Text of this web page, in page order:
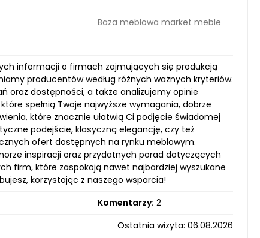
Baza meblowa market meble
informacji o firmach zajmujących się produkcją
producentów według różnych ważnych kryteriów.
oraz dostępności, a także analizujemy opinie
spełnią Twoje najwyższe wymagania, dobrze
które znacznie ułatwią Ci podjęcie świadomej
podejście, klasyczną elegancję, czy też
ofert dostępnych na rynku meblowym.
inspiracji oraz przydatnych porad dotyczących
firm, które zaspokoją nawet najbardziej wyszukane
korzystając z naszego wsparcia!
Komentarzy: 2
Ostatnia wizyta: 06.08.2026